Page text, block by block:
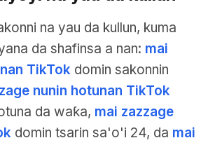
na yau da kullun, kuma
da shafinsa a nan: mai
TikTok domin sakonnin
nunin hotunan TikTok
da waƙa, mai zazzage
domin tsarin sa'o'i 24, da mai